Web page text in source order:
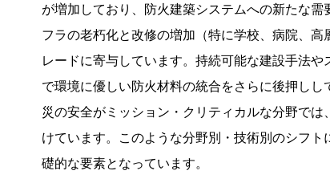
が増加しており、防火建築システムへの新たな
フラの老朽化と改修の増加（特に学校、病院、
レードに寄与しています。持続可能な建設手法
で環境に優しい防火材料の統合をさらに後押し
災の安全がミッション・クリティカルな分野で
けています。このような分野別・技術別のシフ
礎的な要素となっています。